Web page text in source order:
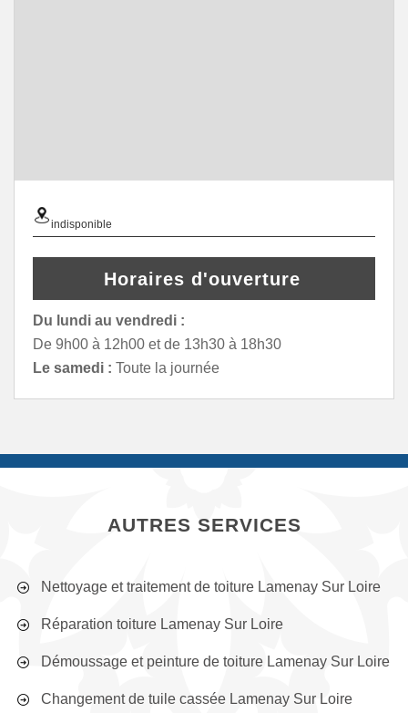
indisponible
Horaires d'ouverture
Du lundi au vendredi :
De 9h00 à 12h00 et de 13h30 à 18h30
Le samedi : Toute la journée
AUTRES SERVICES
Nettoyage et traitement de toiture Lamenay Sur Loire
Réparation toiture Lamenay Sur Loire
Démoussage et peinture de toiture Lamenay Sur Loire
Changement de tuile cassée Lamenay Sur Loire